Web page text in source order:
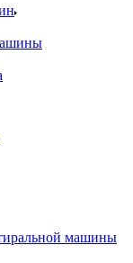
машины